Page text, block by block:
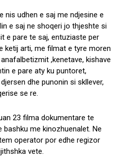
nis udhen e saj me ndjesine e
e saj ne shoqeri jo thjeshte si
e pare te saj, entuziaste per
ketij arti, me filmat e tyre moren
,kenetave, kishave
e pare aty ku puntoret,
dhe punonin si skllever,
se re.
23 filma dokumentare te
me kinozhuenalet. Ne
operator por edhe regizor
vete.